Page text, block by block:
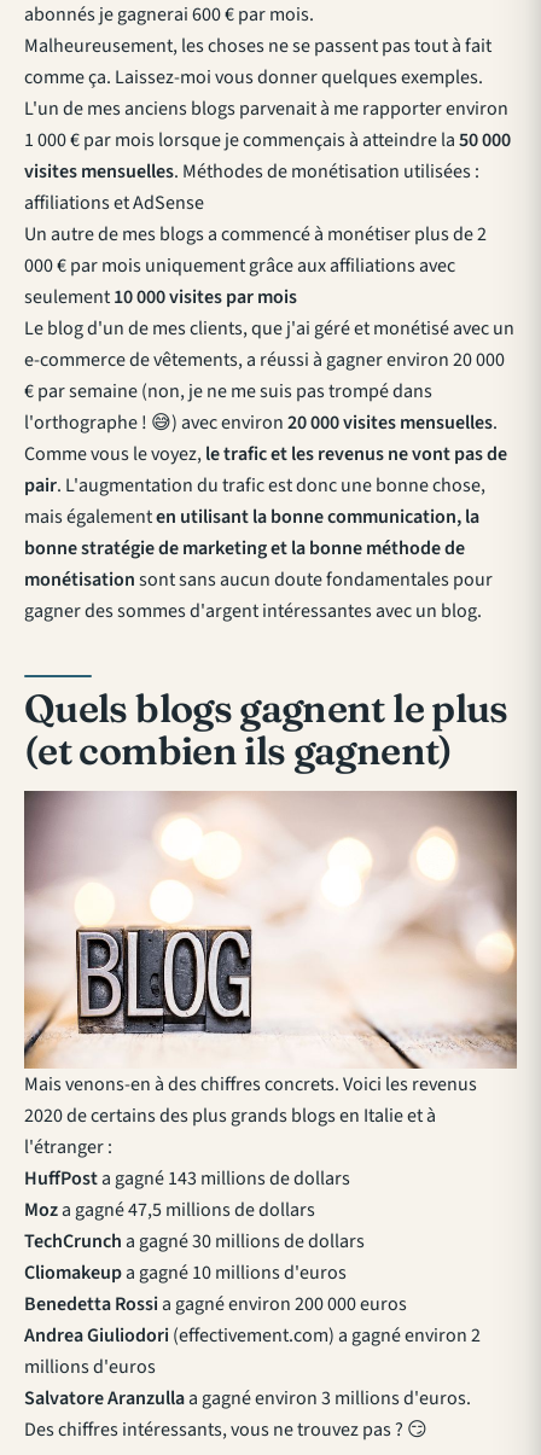
abonnés je gagnerai 600 € par mois.
Malheureusement, les choses ne se passent pas tout à fait
comme ça. Laissez-moi vous donner quelques exemples.
L'un de mes anciens blogs parvenait à me rapporter environ
1 000 € par mois lorsque je commençais à atteindre la50 000
visites mensuelles. Méthodes de monétisation utilisées :
affiliations et AdSense
Un autre de mes blogs a commencé à monétiser plus de 2
000 € par mois uniquement grâce aux affiliations avec
seulement10 000 visites par mois
Le blog d'un de mes clients, que j'ai géré et monétisé avec un
e-commerce de vêtements, a réussi à gagner environ 20 000
€ par semaine (non, je ne me suis pas trompé dans
l'orthographe ! 😅) avec environ20 000 visites mensuelles.
Comme vous le voyez,le trafic et les revenus ne vont pas de
pair. L'augmentation du trafic est donc une bonne chose,
mais égalementen utilisant la bonne communication, la
bonne stratégie de marketing et la bonne méthode de
monétisationsont sans aucun doute fondamentales pour
gagner des sommes d'argent intéressantes avec un blog.
Quels blogs gagnent le plus
(et combien ils gagnent)
Mais venons-en à des chiffres concrets. Voici les revenus
2020 de certains des plus grands blogs en Italie et à
l'étranger :
HuffPosta gagné 143 millions de dollars
Moza gagné 47,5 millions de dollars
TechCrunch a gagné 30 millions de dollars
Cliomakeupa gagné 10 millions d'euros
Benedetta Rossia gagné environ 200 000 euros
Andrea Giuliodori(effectivement.com) a gagné environ 2
millions d'euros
Salvatore Aranzullaa gagné environ 3 millions d'euros.
Des chiffres intéressants, vous ne trouvez pas ? 😏